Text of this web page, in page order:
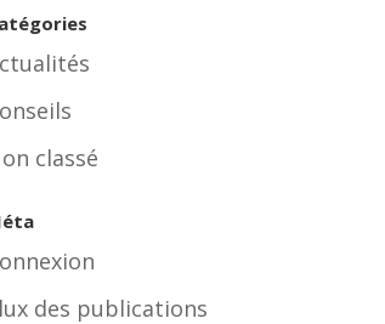
classé
des publications